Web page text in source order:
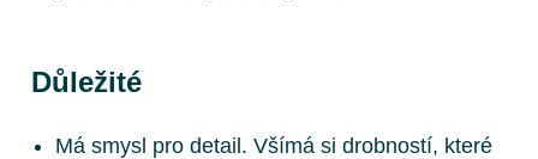
Důležité
Má smysl pro detail. Všímá si drobností, které